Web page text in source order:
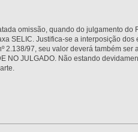
omissão, quando do julgamento
SELIC. Justifica-se a interposição
97, seu valor deverá também ser
NO JULGADO. Não estando